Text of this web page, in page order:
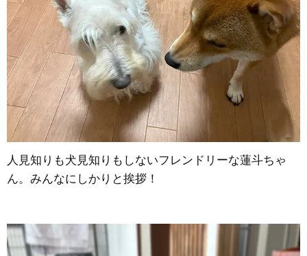
人見知りも犬見知りもしないフレンドリーな蓮斗ちゃ
ん。みんなにしかりと挨拶！